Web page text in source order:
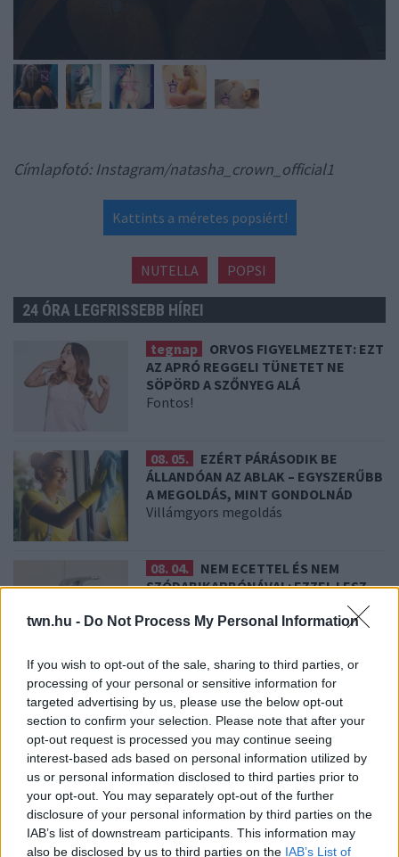
twn.hu - Do Not Process My Personal Information
If you wish to opt-out of the sale, sharing to third parties, or
processing of your personal or sensitive information for
targeted advertising by us, please use the below opt-out
section to confirm your selection. Please note that after your
opt-out request is processed you may continue seeing
interest-based ads based on personal information utilized by
us or personal information disclosed to third parties prior to
your opt-out. You may separately opt-out of the further
disclosure of your personal information by third parties on the
IAB’s list of downstream participants. This information may
also be disclosed by us to third parties on the IAB’s List of
Címlapfotó: Instagram/natasha_crown_official1
Kattints a méretes popsiért!
NUTELLA POPSI
24 ÓRA LEGFRISSEBB HÍREI
tegnap
ORVOS FIGYELMEZTET: EZT
AZ APRÓ REGGELI TÜNETET NE
SÖPÖRD A SZŐNYEG ALÁ
Fontos!
08. 05.
EZÉRT PÁRÁSODIK BE
ÁLLANDÓAN AZ ABLAK – EGYSZERŰBB
A MEGOLDÁS, MINT GONDOLNÁD
Villámgyors megoldás
08. 04.
NEM ECETTEL ÉS NEM
SZÓDABIKARBÓNÁVAL: EZZEL LESZ
ÚJRA CSILLOGÓ A VÍZKÖVES CSAP
A legjobb trükk
08. 03.
HA MINDIG EZT A MONDATOT
HASZNÁLOD, AZ RENDKÍVÜL MAGAS
ÉRZELMI INTELLIGENCIÁRA UTALHAT
Te szoktad?
08. 02.
SOKAN ROSSZUL TÁROLJÁK A GYÓGYSZEREIKET –
EMIATT CSÖKKENHET A HATÁSUK
Érdemes odafigyelni rá